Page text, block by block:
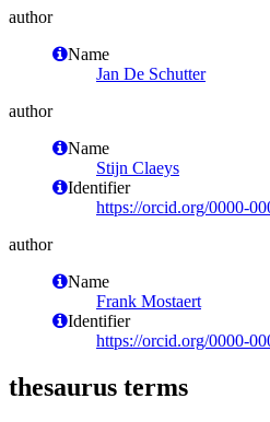
author
Name
Jan De Schutter
author
Name
Stijn Claeys
Identifier
https://orcid.org/0000-
author
Name
Frank Mostaert
Identifier
https://orcid.org/0000-
thesaurus terms